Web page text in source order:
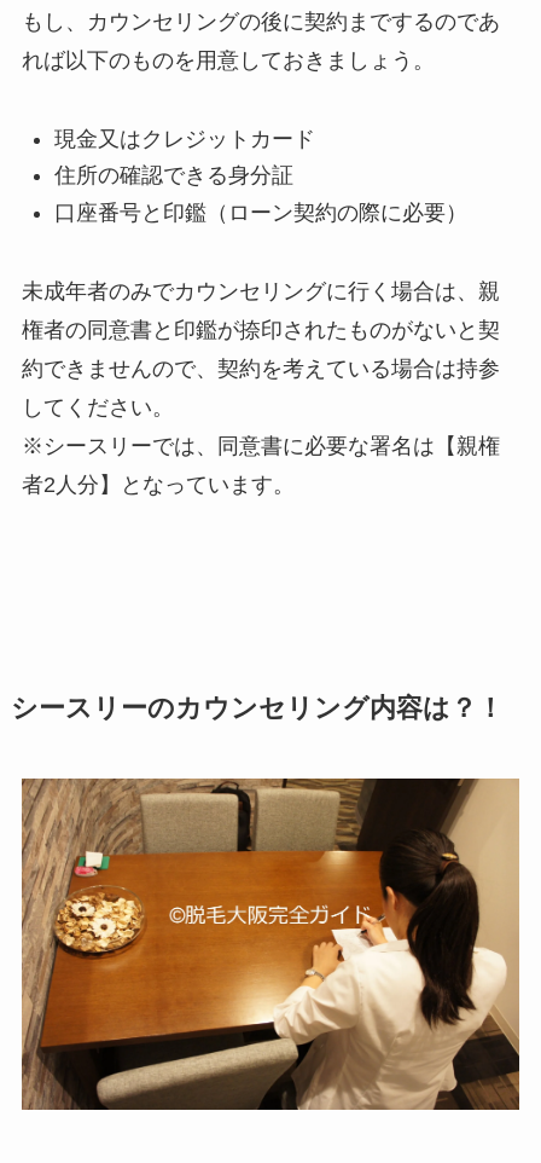
もし、カウンセリングの後に契約までするのであ
れば以下のものを用意しておきましょう。
現金又はクレジットカード
住所の確認できる身分証
口座番号と印鑑（ローン契約の際に必要）
未成年者のみでカウンセリングに行く場合は、親
権者の同意書と印鑑が捺印されたものがないと契
約できませんので、契約を考えている場合は持参
してください。
※シースリーでは、同意書に必要な署名は【親権
者2人分】となっています。
シースリーのカウンセリング内容は？！